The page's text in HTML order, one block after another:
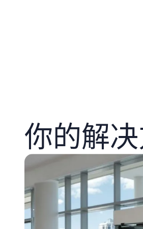
你的解